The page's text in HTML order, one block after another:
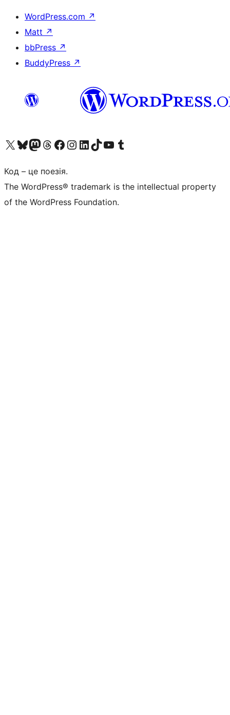
WordPress.com ↗
Matt ↗
bbPress ↗
BuddyPress ↗
Visit our X (formerly Twitter) account
Visit our Bluesky account
Завітайте до нашої стрічки в Mastodon
Visit our Threads account
Завітайте на нашу сторінку в Facebook
Visit our Instagram account
Visit our LinkedIn account
Visit our TikTok account
Visit our YouTube channel
Visit our Tumblr account
Код – це поезія.
The WordPress® trademark is the intellectual property
of the WordPress Foundation.